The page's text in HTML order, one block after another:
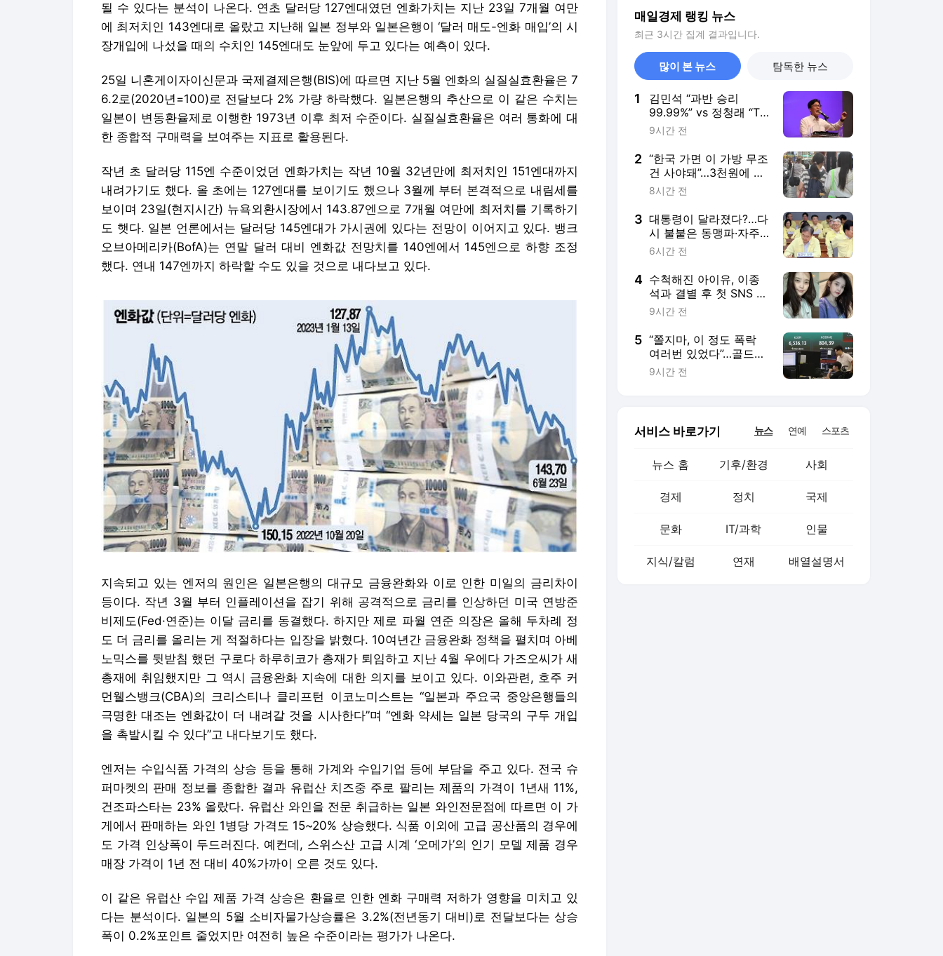
될 수 있다는 분석이 나온다. 연초 달러당 127엔대였던 엔화가치는 지난 23일 7개월 여만
에 최저치인 143엔대로 올랐고 지난해 일본 정부와 일본은행이 ‘달러 매도-엔화 매입’의 시
장개입에 나섰을 때의 수치인 145엔대도 눈앞에 두고 있다는 예측이 있다.
25일 니혼게이자이신문과 국제결제은행(BIS)에 따르면 지난 5월 엔화의 실질실효환율은 7
6.2로(2020년=100)로 전달보다 2% 가량 하락했다. 일본은행의 추산으로 이 같은 수치는
일본이 변동환율제로 이행한 1973년 이후 최저 수준이다. 실질실효환율은 여러 통화에 대
한 종합적 구매력을 보여주는 지표로 활용된다.
작년 초 달러당 115엔 수준이었던 엔화가치는 작년 10월 32년만에 최저치인 151엔대까지
내려가기도 했다. 올 초에는 127엔대를 보이기도 했으나 3월께 부터 본격적으로 내림세를
보이며 23일(현지시간) 뉴욕외환시장에서 143.87엔으로 7개월 여만에 최저치를 기록하기
도 햇다. 일본 언론에서는 달러당 145엔대가 가시권에 있다는 전망이 이어지고 있다. 뱅크
오브아메리카(BofA)는 연말 달러 대비 엔화값 전망치를 140엔에서 145엔으로 하향 조정
했다. 연내 147엔까지 하락할 수도 있을 것으로 내다보고 있다.
지속되고 있는 엔저의 원인은 일본은행의 대규모 금융완화와 이로 인한 미일의 금리차이
등이다. 작년 3월 부터 인플레이션을 잡기 위해 공격적으로 금리를 인상하던 미국 연방준
비제도(Fed·연준)는 이달 금리를 동결했다. 하지만 제로 파월 연준 의장은 올해 두차례 정
도 더 금리를 올리는 게 적절하다는 입장을 밝혔다. 10여년간 금융완화 정책을 펼치며 아베
노믹스를 뒷받침 했던 구로다 하루히코가 총재가 퇴임하고 지난 4월 우에다 가즈오씨가 새
총재에 취임했지만 그 역시 금융완화 지속에 대한 의지를 보이고 있다. 이와관련, 호주 커
먼웰스뱅크(CBA)의 크리스티나 클리프턴 이코노미스트는 “일본과 주요국 중앙은행들의
극명한 대조는 엔화값이 더 내려갈 것을 시사한다”며 “엔화 약세는 일본 당국의 구두 개입
을 촉발시킬 수 있다”고 내다보기도 했다.
엔저는 수입식품 가격의 상승 등을 통해 가계와 수입기업 등에 부담을 주고 있다. 전국 슈
퍼마켓의 판매 정보를 종합한 결과 유럽산 치즈중 주로 팔리는 제품의 가격이 1년새 11%,
건조파스타는 23% 올랐다. 유럽산 와인을 전문 취급하는 일본 와인전문점에 따르면 이 가
게에서 판매하는 와인 1병당 가격도 15~20% 상승했다. 식품 이외에 고급 공산품의 경우에
도 가격 인상폭이 두드러진다. 예컨데, 스위스산 고급 시계 ‘오메가’의 인기 모델 제품 경우
매장 가격이 1년 전 대비 40%가까이 오른 것도 있다.
이 같은 유럽산 수입 제품 가격 상승은 환율로 인한 엔화 구매력 저하가 영향을 미치고 있
다는 분석이다. 일본의 5월 소비자물가상승률은 3.2%(전년동기 대비)로 전달보다는 상승
폭이 0.2%포인트 줄었지만 여전히 높은 수준이라는 평가가 나온다.
매일경제 랭킹 뉴스
최근 3시간 집계 결과입니다.
많이 본 뉴스 탐독한 뉴스
1
김민석 “과반 승리
99.99%” vs 정청래 “TV
토론으로 게임 끝”
9시간 전
2 “한국 가면 이 가방 무조
건 사야돼”…3천원에 외
국인들 싹쓸이해 간다는
8시간 전
3 대통령이 달라졌다?…다
시 불붙은 동맹파·자주
파 대북정책 ‘기싸움’
6시간 전
4 수척해진 아이유, 이종
석과 결별 후 첫 SNS 게
시물 보니…
9시간 전
5 “쫄지마, 이 정도 폭락
여러번 있었다”…골드만
삭스 ‘코스피 따블’ 외친
9시간 전
서비스 바로가기 뉴스 연예 스포츠
뉴스 홈 기후/환경 사회
경제 정치 국제
문화 IT/과학 인물
지식/칼럼 연재 배열설명서